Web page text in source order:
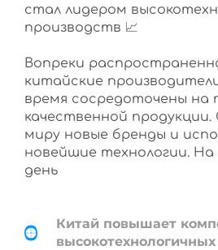
стал лидером
производств 📈
Вопреки
китайские
время сосредоточены на
качественной
миру новые бренды и
новейшие технологии. На
день
Китай повышает